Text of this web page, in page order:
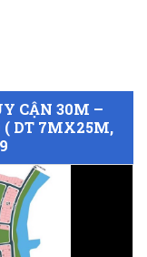
CẬN 30M –
( DT 7MX25M,